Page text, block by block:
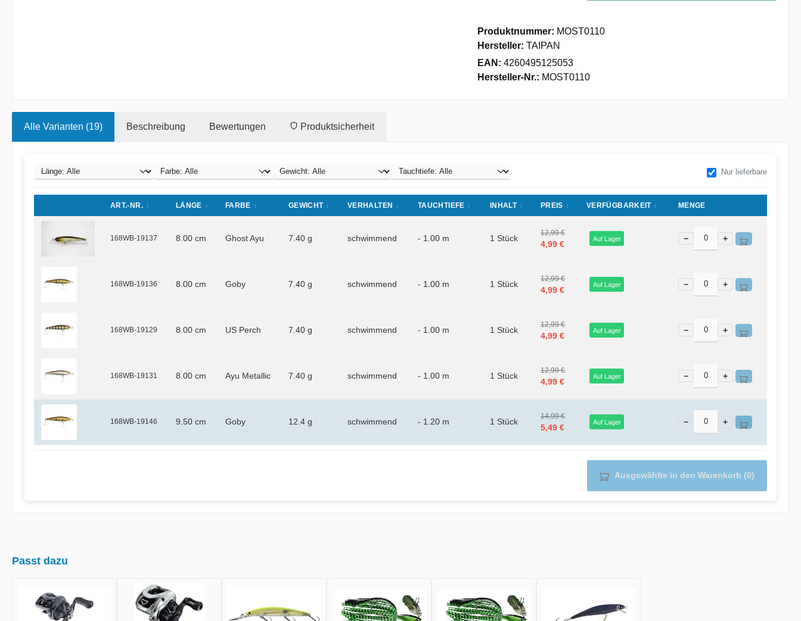
Produktnummer: MOST0110
Hersteller: TAIPAN
EAN: 4260495125053
Hersteller-Nr.: MOST0110
Alle Varianten (19) Beschreibung Bewertungen Produktsicherheit
Nur lieferbare
ART.-NR. LÄNGE FARBE GEWICHT VERHALTEN TAUCHTIEFE INHALT PREIS VERFÜGBARKEIT MENGE
168WB-19137 8.00 cm Ghost Ayu 7.40 g schwimmend - 1.00 m 1 Stück
12,99 €
4,99 €
Auf Lager − +
168WB-19136 8.00 cm Goby 7.40 g schwimmend - 1.00 m 1 Stück
12,99 €
4,99 €
Auf Lager − +
168WB-19129 8.00 cm US Perch 7.40 g schwimmend - 1.00 m 1 Stück
12,99 €
4,99 €
Auf Lager − +
168WB-19131 8.00 cm Ayu Metallic 7.40 g schwimmend - 1.00 m 1 Stück
12,99 €
4,99 €
Auf Lager − +
168WB-19146 9.50 cm Goby 12.4 g schwimmend - 1.20 m 1 Stück
14,99 €
5,49 €
Auf Lager − +
Ausgewählte in den Warenkorb (0)
Passt dazu